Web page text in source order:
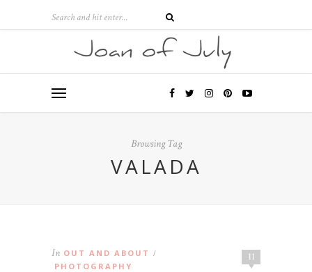
Browsing Tag
VALADA
11
In OUT AND ABOUT /
PHOTOGRAPHY